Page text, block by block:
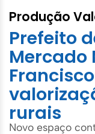
Produção
Prefeito
Mercado
rurais
Novo espaço